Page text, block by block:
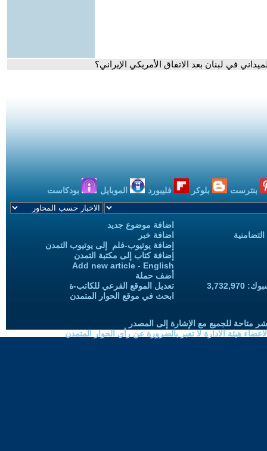
في لبنان بعد الاتفاق الأمريكي الإيراني؟
بنترست بلوكر فليبورد الموبايل بودكاست
اضافة موضوع جديد
اضافة خبر
إضافة يوتيوب-فلم إلى يوتيوب التمدن
إضافة كتاب إلى مكتبة التمدن
Add new article - English
أضف حملة
تعديل الموقع الفرعي للكاتب-ة
ابحث في موقع الحوار المتمدن
متاحة للجميع مع الإشارة إلى المصدر
هيئة الادارة لا تعبر بالضرورة عن رأي الحوار المتمدن